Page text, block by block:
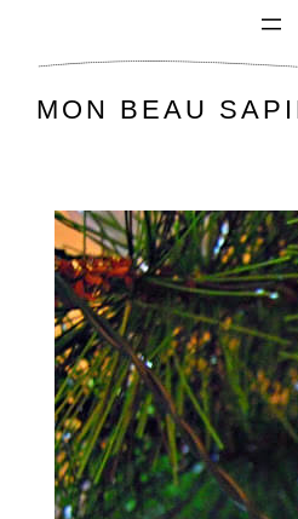
MON BEAU